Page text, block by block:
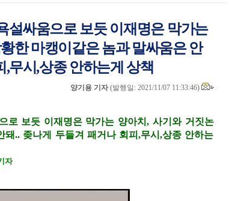
설싸움으로 보듯 이재명은 막가는
한 마캥이같은 놈과 말싸움은 안
,무시,상종 안하는게 상책
양기용 기자(발행일: 2021/11/07 11:33:46)
로 보듯 이재명은 막가는 양아치, 사기와 거짓논
.. 좆나게 두들겨 패거나 회피,무시,상종 안하는
자